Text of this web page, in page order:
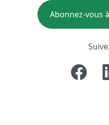
Abonnez-vous